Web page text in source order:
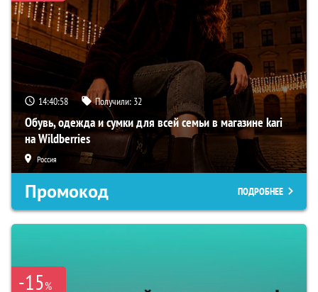
14:40:57 Получили: 32
Обувь, одежда и сумки для всей семьи в магазине kari
на Wildberries
Россия
Промокод ПОДРОБНЕЕ
-15%